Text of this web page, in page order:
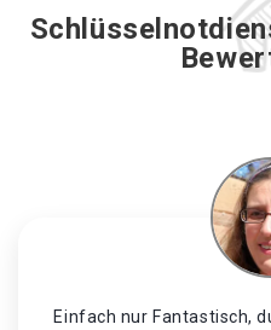
Einfach nur Fantastisch,